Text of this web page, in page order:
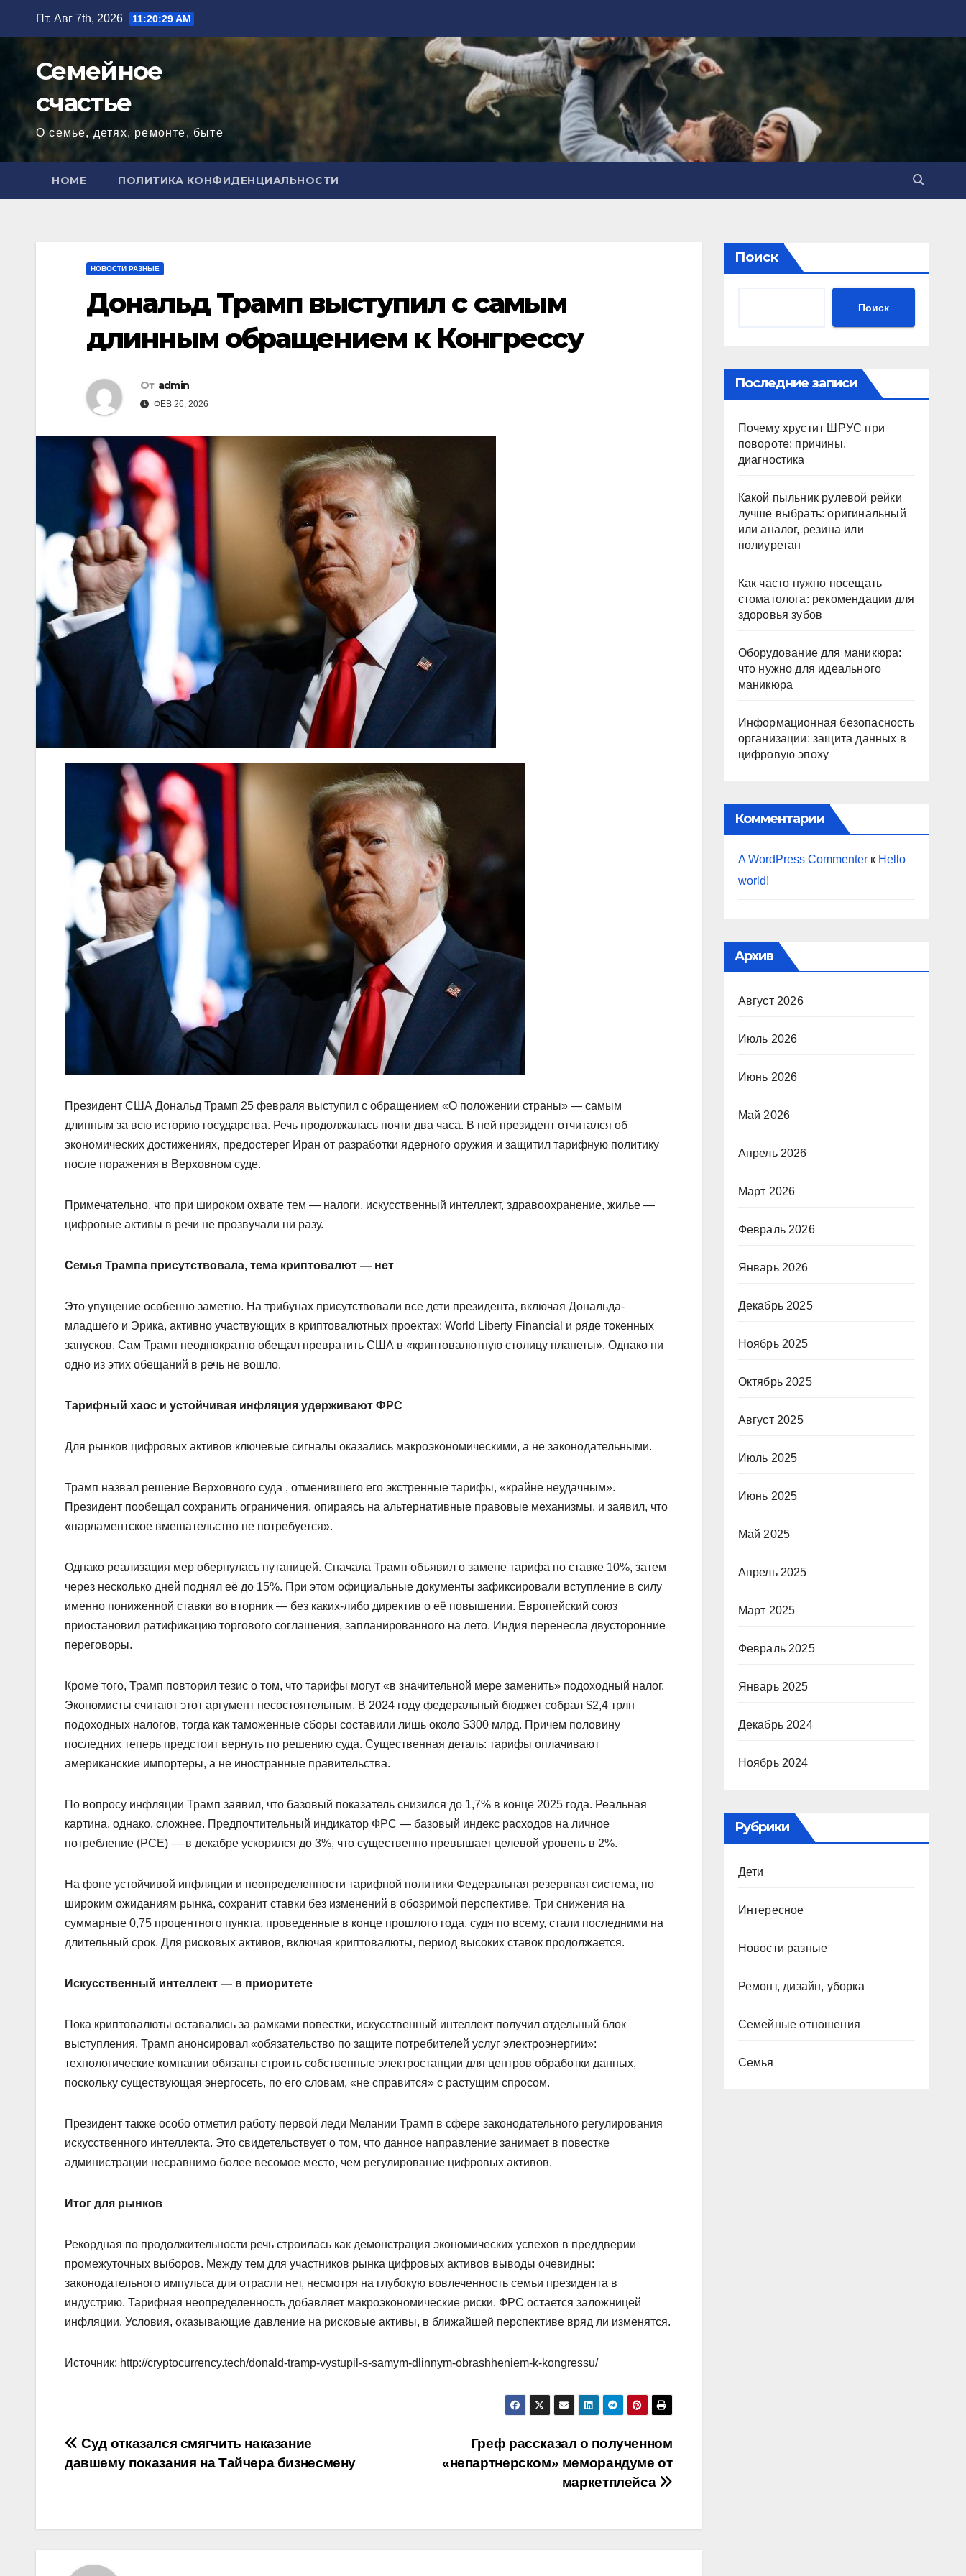
содержимому
Пт. Авг 7th, 2026 11:20:31 AM
Семейное
счастье
О семье, детях, ремонте, быте
HOME ПОЛИТИКА КОНФИДЕНЦИАЛЬНОСТИ
НОВОСТИ РАЗНЫЕ
Дональд Трамп выступил с самым
длинным обращением к Конгрессу
От admin
ФЕВ 26, 2026
Президент США Дональд Трамп 25 февраля выступил с обращением «О положении страны» — самым
длинным за всю историю государства. Речь продолжалась почти два часа. В ней президент отчитался об
экономических достижениях, предостерег Иран от разработки ядерного оружия и защитил тарифную политику
после поражения в Верховном суде.
Примечательно, что при широком охвате тем — налоги, искусственный интеллект, здравоохранение, жилье —
цифровые активы в речи не прозвучали ни разу.
Семья Трампа присутствовала, тема криптовалют — нет
Это упущение особенно заметно. На трибунах присутствовали все дети президента, включая Дональда-
младшего и Эрика, активно участвующих в криптовалютных проектах: World Liberty Financial и ряде токенных
запусков. Сам Трамп неоднократно обещал превратить США в «криптовалютную столицу планеты». Однако ни
одно из этих обещаний в речь не вошло.
Тарифный хаос и устойчивая инфляция удерживают ФРС
Для рынков цифровых активов ключевые сигналы оказались макроэкономическими, а не законодательными.
Трамп назвал решение Верховного суда , отменившего его экстренные тарифы, «крайне неудачным».
Президент пообещал сохранить ограничения, опираясь на альтернативные правовые механизмы, и заявил, что
«парламентское вмешательство не потребуется».
Однако реализация мер обернулась путаницей. Сначала Трамп объявил о замене тарифа по ставке 10%, затем
через несколько дней поднял её до 15%. При этом официальные документы зафиксировали вступление в силу
именно пониженной ставки во вторник — без каких-либо директив о её повышении. Европейский союз
приостановил ратификацию торгового соглашения, запланированного на лето. Индия перенесла двусторонние
переговоры.
Кроме того, Трамп повторил тезис о том, что тарифы могут «в значительной мере заменить» подоходный налог.
Экономисты считают этот аргумент несостоятельным. В 2024 году федеральный бюджет собрал $2,4 трлн
подоходных налогов, тогда как таможенные сборы составили лишь около $300 млрд. Причем половину
последних теперь предстоит вернуть по решению суда. Существенная деталь: тарифы оплачивают
американские импортеры, а не иностранные правительства.
По вопросу инфляции Трамп заявил, что базовый показатель снизился до 1,7% в конце 2025 года. Реальная
картина, однако, сложнее. Предпочтительный индикатор ФРС — базовый индекс расходов на личное
потребление (PCE) — в декабре ускорился до 3%, что существенно превышает целевой уровень в 2%.
На фоне устойчивой инфляции и неопределенности тарифной политики Федеральная резервная система, по
широким ожиданиям рынка, сохранит ставки без изменений в обозримой перспективе. Три снижения на
суммарные 0,75 процентного пункта, проведенные в конце прошлого года, судя по всему, стали последними на
длительный срок. Для рисковых активов, включая криптовалюты, период высоких ставок продолжается.
Искусственный интеллект — в приоритете
Пока криптовалюты оставались за рамками повестки, искусственный интеллект получил отдельный блок
выступления. Трамп анонсировал «обязательство по защите потребителей услуг электроэнергии»:
технологические компании обязаны строить собственные электростанции для центров обработки данных,
поскольку существующая энергосеть, по его словам, «не справится» с растущим спросом.
Президент также особо отметил работу первой леди Мелании Трамп в сфере законодательного регулирования
искусственного интеллекта. Это свидетельствует о том, что данное направление занимает в повестке
администрации несравнимо более весомое место, чем регулирование цифровых активов.
Итог для рынков
Рекордная по продолжительности речь строилась как демонстрация экономических успехов в преддверии
промежуточных выборов. Между тем для участников рынка цифровых активов выводы очевидны:
законодательного импульса для отрасли нет, несмотря на глубокую вовлеченность семьи президента в
индустрию. Тарифная неопределенность добавляет макроэкономические риски. ФРС остается заложницей
инфляции. Условия, оказывающие давление на рисковые активы, в ближайшей перспективе вряд ли изменятся.
Источник: http://cryptocurrency.tech/donald-tramp-vystupil-s-samym-dlinnym-obrashheniem-k-kongressu/
Навигация
по
Греф рассказал о полученном
«непартнерском» меморандуме от
маркетплейса
Суд отказался смягчить наказание
давшему показания на Тайчера бизнесмену
Поиск
Поиск
Последние записи
Почему хрустит ШРУС при
повороте: причины,
диагностика
Какой пыльник рулевой рейки
лучше выбрать: оригинальный
или аналог, резина или
полиуретан
Как часто нужно посещать
стоматолога: рекомендации для
здоровья зубов
Оборудование для маникюра:
что нужно для идеального
маникюра
Информационная безопасность
организации: защита данных в
цифровую эпоху
Комментарии
A WordPress Commenterк Hello
world!
Архив
Август 2026
Июль 2026
Июнь 2026
Май 2026
Апрель 2026
Март 2026
Февраль 2026
Январь 2026
Декабрь 2025
Ноябрь 2025
Октябрь 2025
Август 2025
Июль 2025
Июнь 2025
Май 2025
Апрель 2025
Март 2025
Февраль 2025
Январь 2025
Декабрь 2024
Ноябрь 2024
Рубрики
Дети
Интересное
Новости разные
Ремонт, дизайн, уборка
Семейные отношения
Семья